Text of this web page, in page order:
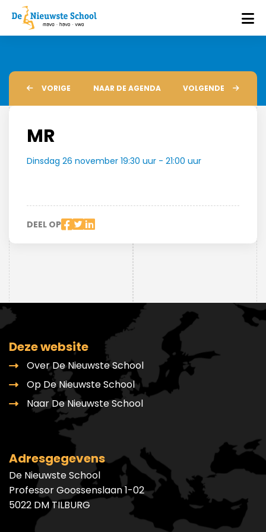
VORIGE NAAR DE AGENDA VOLGENDE
MR
Dinsdag 26 november 19:30 uur - 21:00 uur
DEEL OP
Deze website
Over De Nieuwste School
Op De Nieuwste School
Naar De Nieuwste School
Adresgegevens
De Nieuwste School
Professor Goossenslaan 1-02
5022 DM TILBURG